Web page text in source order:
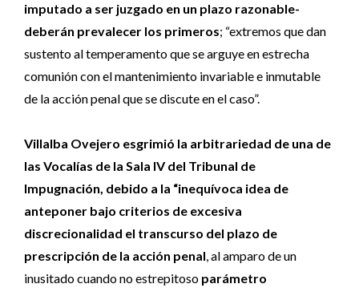
imputado a ser juzgado en un plazo razonable-
deberán prevalecer los primeros; “extremos que dan
sustento al temperamento que se arguye en estrecha
comunión con el mantenimiento invariable e inmutable
de la acción penal que se discute en el caso”.
Villalba Ovejero esgrimió la arbitrariedad de una de
las Vocalías de la Sala IV del Tribunal de
Impugnación, debido a la “inequívoca idea de
anteponer bajo criterios de excesiva
discrecionalidad el transcurso del plazo de
prescripción de la acción penal, al amparo de un
inusitado cuando no estrepitoso parámetro